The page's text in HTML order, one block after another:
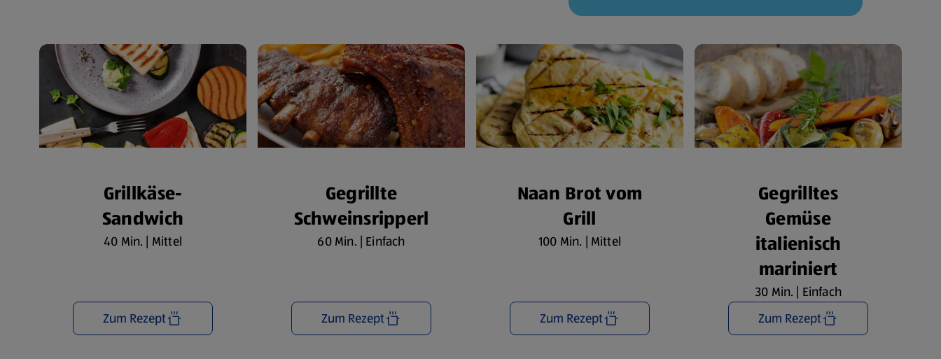
Grillkäse-
Sandwich
40 Min. | Mittel
Zum Rezept
Gegrillte
Schweinsripperl
60 Min. | Einfach
Zum Rezept
Naan Brot vom
Grill
100 Min. | Mittel
Zum Rezept
Gegrilltes
Gemüse
italienisch
mariniert
30 Min. | Einfach
Zum Rezept